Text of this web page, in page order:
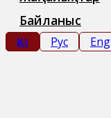
Байланыс
Қаз Рус Eng